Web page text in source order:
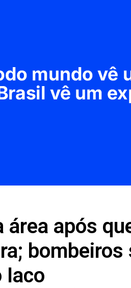
área após
bombeiros
Iaco